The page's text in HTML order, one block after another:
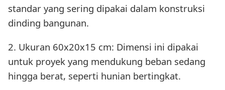
standar yang sering dipakai dalam konstruksi
dinding bangunan.
2. Ukuran 60x20x15 cm: Dimensi ini dipakai
untuk proyek yang mendukung beban sedang
hingga berat, seperti hunian bertingkat.